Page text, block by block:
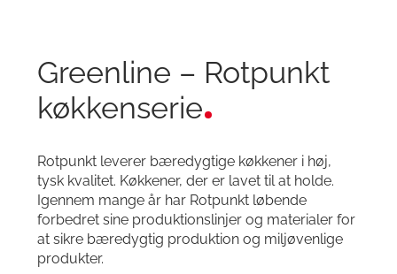
Greenline – Rotpunkt
køkkenserie
Rotpunkt leverer bæredygtige køkkener i høj,
tysk kvalitet. Køkkener, der er lavet til at holde.
Igennem mange år har Rotpunkt løbende
forbedret sine produktionslinjer og materialer for
at sikre bæredygtig produktion og miljøvenlige
produkter.